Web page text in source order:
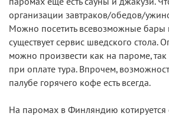
организации завтраков/обедов/
Можно посетить всевозможные бары
существует сервис шведского стола.
можно произвести как на пароме,
при оплате тура. Впрочем,
палубе горячего кофе есть всегда.
На паромах в Финляндию котируется